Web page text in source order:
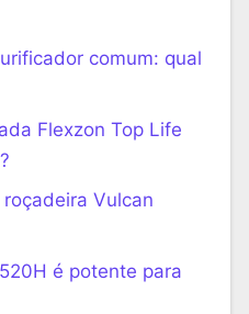
comum: qual
Flexzon Top Life
Vulcan
é potente para